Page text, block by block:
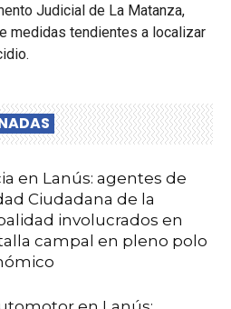
Judicial de La Matanza,
medidas tendientes a localizar
en Lanús: agentes de
Ciudadana de la
involucrados en
campal en pleno polo